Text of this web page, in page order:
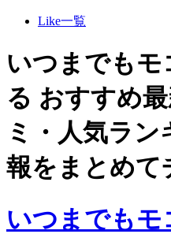
Like一覧
いつまでも
る おすすめ
ミ・人気ラ
報をまとめて
いつまでも